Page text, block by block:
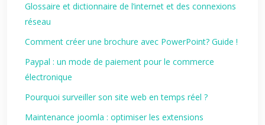
Glossaire et dictionnaire de l’internet et des connexions
réseau
Comment créer une brochure avec PowerPoint? Guide !
Paypal : un mode de paiement pour le commerce
électronique
Pourquoi surveiller son site web en temps réel ?
Maintenance joomla : optimiser les extensions